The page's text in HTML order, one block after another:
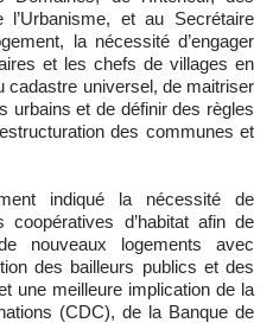
et au Secrétaire
la nécessité d’engager
et les chefs de villages en
cadastre universel, de maitriser
urbains et de définir des règles
des communes et
indiqué la nécessité de
d’habitat afin de
nouveaux logements avec
des bailleurs publics et des
une meilleure implication de la
(CDC), de la Banque de